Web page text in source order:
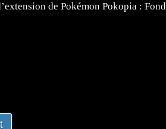
de Pokémon Pokopia :